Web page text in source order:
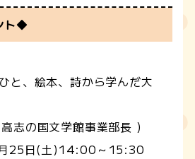
ト◆
と、絵本、詩から学んだ大
志の国文学館事業部長 )
25日(土)14:00～15:30